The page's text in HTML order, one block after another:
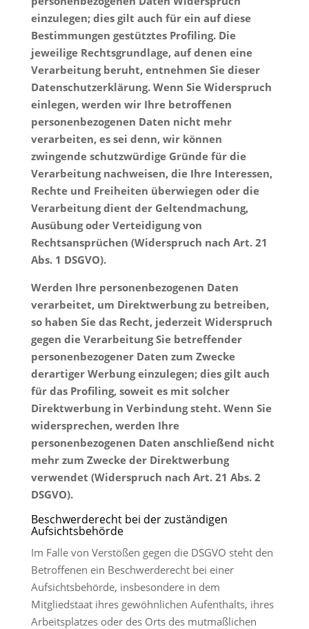
einzulegen; dies gilt auch für ein auf diese
Bestimmungen gestütztes Profiling. Die
jeweilige Rechtsgrundlage, auf denen eine
Verarbeitung beruht, entnehmen Sie dieser
Datenschutzerklärung. Wenn Sie Widerspruch
einlegen, werden wir Ihre betroffenen
personenbezogenen Daten nicht mehr
verarbeiten, es sei denn, wir können
zwingende schutzwürdige Gründe für die
Verarbeitung nachweisen, die Ihre Interessen,
Rechte und Freiheiten überwiegen oder die
Verarbeitung dient der Geltendmachung,
Ausübung oder Verteidigung von
Rechtsansprüchen (Widerspruch nach Art. 21
Abs. 1 DSGVO).
Werden Ihre personenbezogenen Daten
verarbeitet, um Direktwerbung zu betreiben,
so haben Sie das Recht, jederzeit Widerspruch
gegen die Verarbeitung Sie betreffender
personenbezogener Daten zum Zwecke
derartiger Werbung einzulegen; dies gilt auch
für das Profiling, soweit es mit solcher
Direktwerbung in Verbindung steht. Wenn Sie
widersprechen, werden Ihre
personenbezogenen Daten anschließend nicht
mehr zum Zwecke der Direktwerbung
verwendet (Widerspruch nach Art. 21 Abs. 2
DSGVO).
Beschwerderecht bei der zuständigen
Aufsichtsbehörde
Im Falle von Verstößen gegen die DSGVO steht den
Betroffenen ein Beschwerderecht bei einer
Aufsichtsbehörde, insbesondere in dem
Mitgliedstaat ihres gewöhnlichen Aufenthalts, ihres
Arbeitsplatzes oder des Orts des mutmaßlichen